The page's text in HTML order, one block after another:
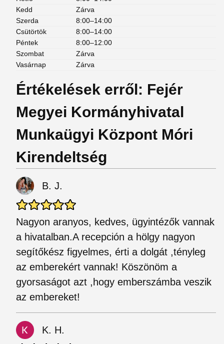
Kedd
Zárva
Szerda
8:00–14:00
Csütörtök
8:00–14:00
Péntek
8:00–12:00
Szombat
Zárva
Vasárnap
Zárva
Értékelések erről: Fejér
Megyei Kormányhivatal
Munkaügyi Központ Móri
Kirendeltség
B. J.
Nagyon aranyos, kedves, ügyintézők vannak
a hivatalban.A recepción a hölgy nagyon
segítőkész figyelmes, érti a dolgát ,tényleg
az emberekért vannak! Köszönöm a
gyorsaságot azt ,hogy emberszámba veszik
az embereket!
K. H.